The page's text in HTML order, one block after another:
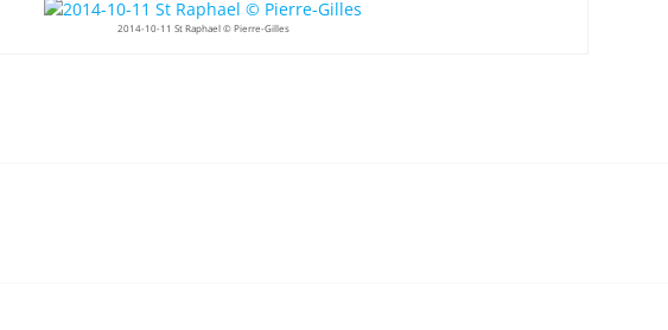
2014-10-11 St Raphael © Pierre-Gilles